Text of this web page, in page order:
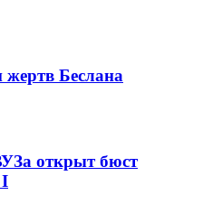
жертв Беслана
открыт бюст
I